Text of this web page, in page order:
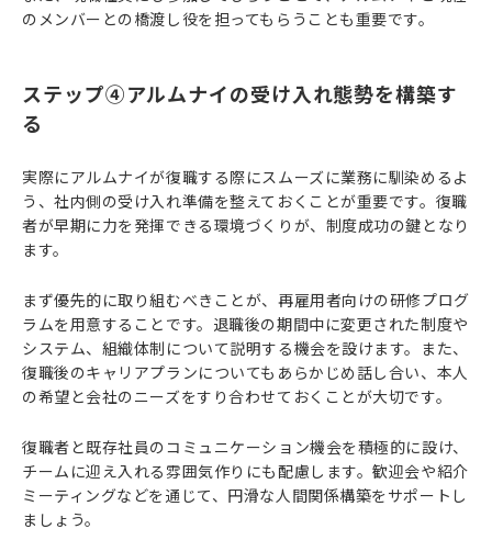
のメンバーとの橋渡し役を担ってもらうことも重要です。
ステップ④アルムナイの受け入れ態勢を構築す
る
実際にアルムナイが復職する際にスムーズに業務に馴染めるよ
う、社内側の受け入れ準備を整えておくことが重要です。復職
者が早期に力を発揮できる環境づくりが、制度成功の鍵となり
ます。
まず優先的に取り組むべきことが、再雇用者向けの研修プログ
ラムを用意することです。退職後の期間中に変更された制度や
システム、組織体制について説明する機会を設けます。また、
復職後のキャリアプランについてもあらかじめ話し合い、本人
の希望と会社のニーズをすり合わせておくことが大切です。
復職者と既存社員のコミュニケーション機会を積極的に設け、
チームに迎え入れる雰囲気作りにも配慮します。歓迎会や紹介
ミーティングなどを通じて、円滑な人間関係構築をサポートし
ましょう。